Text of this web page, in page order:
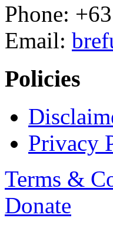
Phone:
Email:
Policies
Privacy
Terms &
Donate